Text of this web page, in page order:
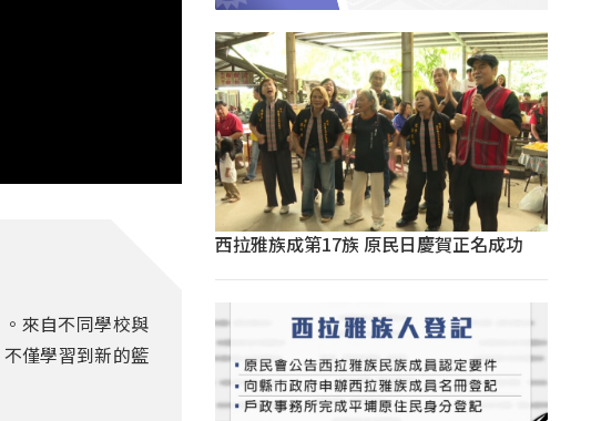
來自不同學校與
僅學習到新的籃
西拉雅族成第17族 原民日慶賀正名成功